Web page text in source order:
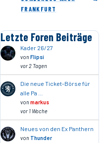
FRANKFURT
Letzte Foren Beiträge
Kader 26/27
von Flipsi
vor 2 Tagen
Die neue Ticket-Börse für
alle Pa …
von markus
vor 1 Woche
Neues von den Ex Panthern
von Thunder